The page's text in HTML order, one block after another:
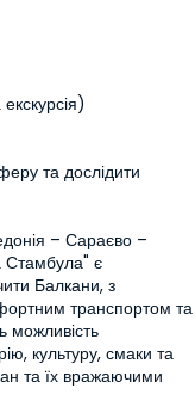
та дослідити
– Сараєво –
Стамбула" є
Балкани, з
транспортом та
можливість
культуру, смаки та
та їх вражаючими